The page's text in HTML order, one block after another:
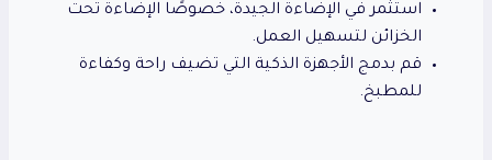
استثمر في الإضاءة الجيدة، خصوصًا الإضاءة تحت
الخزائن لتسهيل العمل.
قم بدمج الأجهزة الذكية التي تضيف راحة وكفاءة
للمطبخ.